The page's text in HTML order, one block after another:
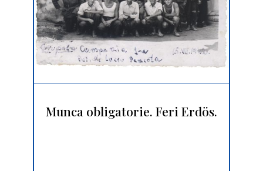
Munca obligatorie. Feri Erdös.